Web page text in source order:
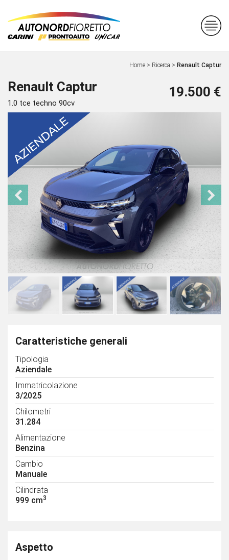
Home > Ricerca > Renault Captur
Renault Captur
1.0 tce techno 90cv
19.500 €
Caratteristiche generali
Tipologia
Aziendale
Immatricolazione
3/2025
Chilometri
31.284
Alimentazione
Benzina
Cambio
Manuale
Cilindrata
999 cm3
Aspetto